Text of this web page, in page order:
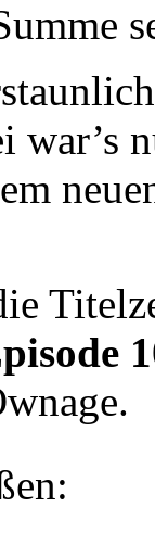
war’s